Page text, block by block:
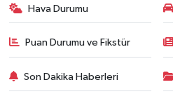
Hava Durumu
Puan Durumu ve Fikstür
Son Dakika Haberleri